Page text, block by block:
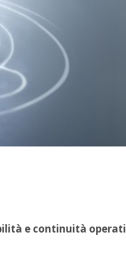
e continuità